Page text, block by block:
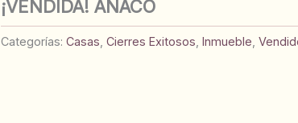
¡VENDIDA! ANACO
Categorías: Casas Cierres Exitosos Inmueble